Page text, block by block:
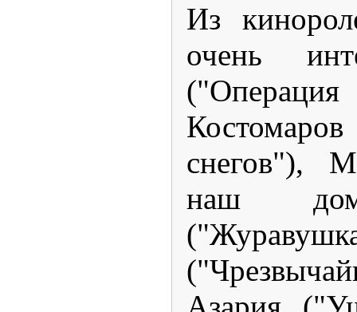
Из
очень
снегов"),
наш